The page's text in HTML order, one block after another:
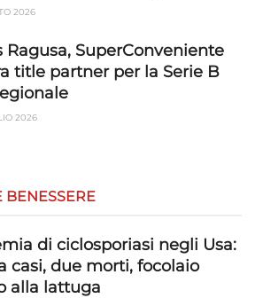
2026
Ragusa, SuperConveniente
title partner per la Serie B
2026
BENESSERE
di ciclosporiasi negli Usa:
casi, due morti, focolaio
alla lattuga